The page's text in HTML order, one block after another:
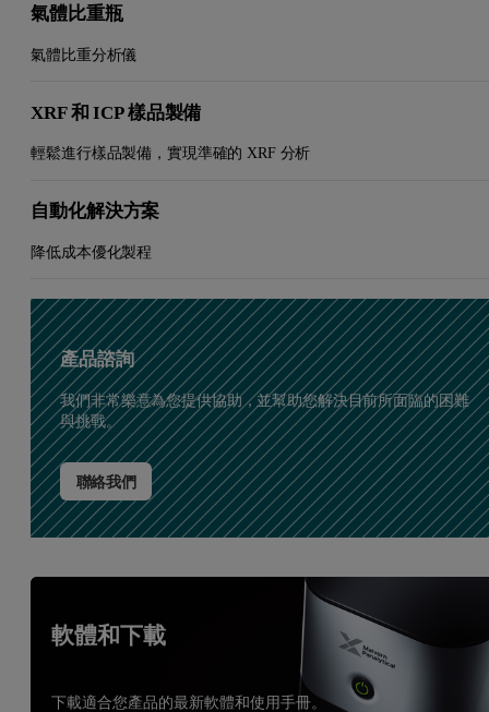
氣體比重瓶
氣體比重分析儀
XRF 和 ICP 樣品製備
輕鬆進行樣品製備，實現準確的 XRF 分析
自動化解決方案
降低成本優化製程
產品諮詢
我們非常樂意為您提供協助，並幫助您解決目前所面臨的困難
與挑戰。
聯絡我們
軟體和下載
下載適合您產品的最新軟體和使用手冊。